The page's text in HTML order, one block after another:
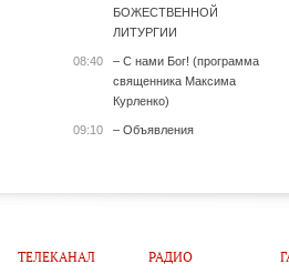
БОЖЕСТВЕННОЙ
ЛИТУРГИИ
08:40
– С нами Бог! (программа
священника Максима
Курленко)
09:10 – Объявления
ТЕЛЕКАНАЛ
РАДИО